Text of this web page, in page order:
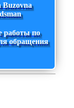
Buzovna
работы по
обращения